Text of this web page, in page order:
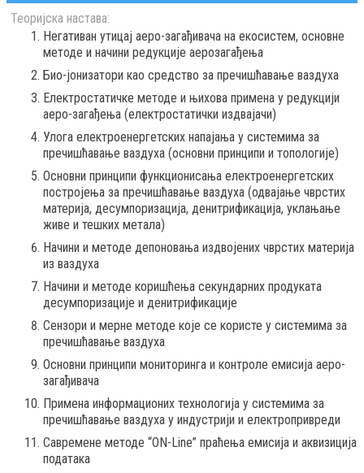
Теоријска настава:
Негативан утицај аеро-загађивача на екосистем, основне
методе и начини редукције аерозагађења
Био-јонизатори као средство за пречишћавање ваздуха
Електростатичке методе и њихова примена у редукцији
аеро-загађења (електростатички издвајачи)
Улога електроенергетских напајања у системима за
пречишћавање ваздуха (основни принципи и топологије)
Основни принципи функционисања електроенергетских
постројења за пречишћавање ваздуха (одвајање чврстих
материја, десумпоризација, денитрификација, уклањање
живе и тешких метала)
Начини и методе депоновања издвојених чврстих материја
из ваздуха
Начини и методе коришћења секундарних продуката
десумпоризације и денитрификације
Сензори и мерне методе које се користе у системима за
пречишћавање ваздуха
Основни принципи мониторинга и контроле емисија аеро-
загађивача
Примена информационих технологија у системима за
пречишћавање ваздуха у индустрији и електропривреди
Савремене методе “ON-Line” праћења емисија и аквизиција
података